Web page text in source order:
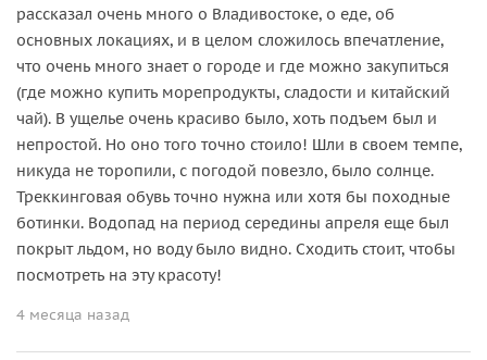
рассказал очень много о Владивостоке, о еде, об
основных локациях, и в целом сложилось впечатление,
что очень много знает о городе и где можно закупиться
(где можно купить морепродукты, сладости и китайский
чай). В ущелье очень красиво было, хоть подъем был и
непростой. Но оно того точно стоило! Шли в своем темпе,
никуда не торопили, с погодой повезло, было солнце.
Треккинговая обувь точно нужна или хотя бы походные
ботинки. Водопад на период середины апреля еще был
покрыт льдом, но воду было видно. Сходить стоит, чтобы
посмотреть на эту красоту!
4 месяца назад